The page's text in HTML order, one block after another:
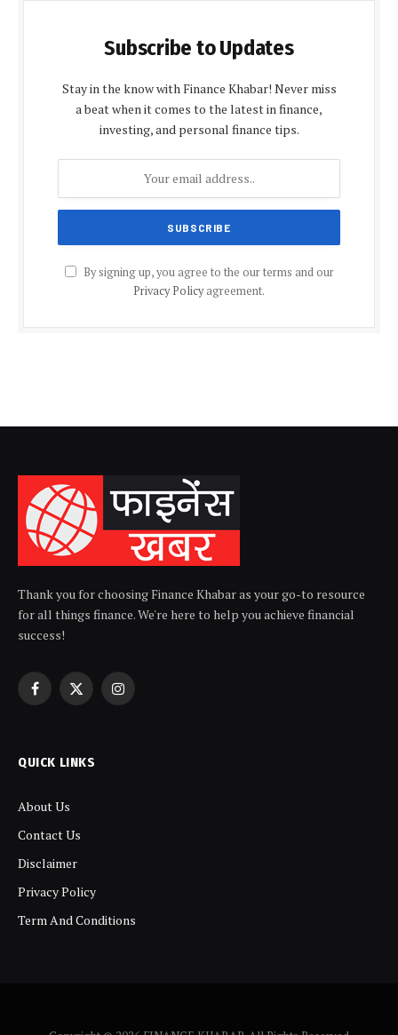
Subscribe to Updates
Stay in the know with Finance Khabar! Never miss
a beat when it comes to the latest in finance,
investing, and personal finance tips.
By signing up, you agree to the our terms and our
Privacy Policyagreement.
Thank you for choosing Finance Khabar as your go-to resource
for all things finance. We're here to help you achieve financial
success!
Facebook
X
Instagram
QUICK LINKS
About Us
Contact Us
Disclaimer
Privacy Policy
Term And Conditions